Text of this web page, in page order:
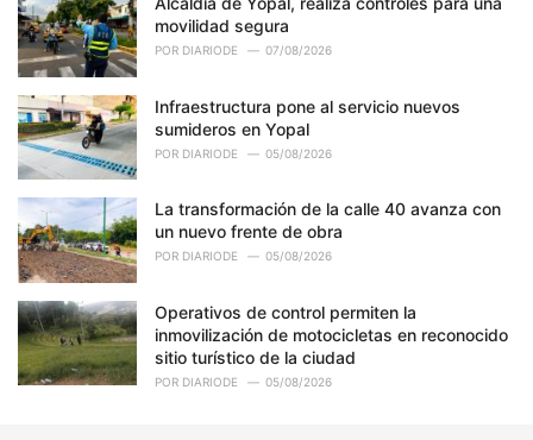
movilidad segura
POR DIARIODE 07/08/2026
Infraestructura pone al servicio nuevos
sumideros en Yopal
POR DIARIODE 05/08/2026
La transformación de la calle 40 avanza con
un nuevo frente de obra
POR DIARIODE 05/08/2026
Operativos de control permiten la
inmovilización de motocicletas en reconocido
sitio turístico de la ciudad
POR DIARIODE 05/08/2026